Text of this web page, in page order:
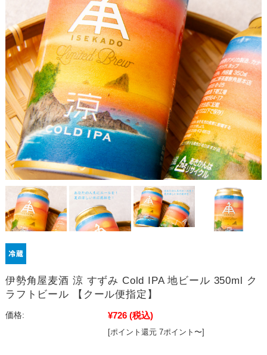
伊勢角屋麦酒 涼 すずみ Cold IPA 地ビール 350ml ク
ラフトビール 【クール便指定】
価格: ¥726 (税込)
[ポイント還元 7ポイント〜]